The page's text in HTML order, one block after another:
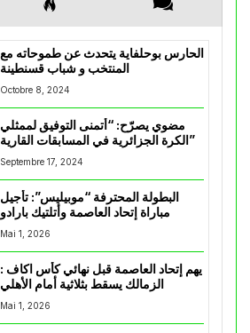
الحارس بوحلفاية يتحدث عن طموحاته مع
المنتخب و شباب قسنطينة
Octobre 8, 2024
مضوي يصرّح: “أتمنى التوفيق لممثلي
الكرة الجزائرية في المسابقات القارية”
Septembre 17, 2024
البطولة المحترفة “موبيليس”: تأجيل
مباراة إتحاد العاصمة وأتلتيك بارادو
Mai 1, 2026
يهم إتحاد العاصمة قبل نهائي كأس اكاف :
Mai 1, 2026